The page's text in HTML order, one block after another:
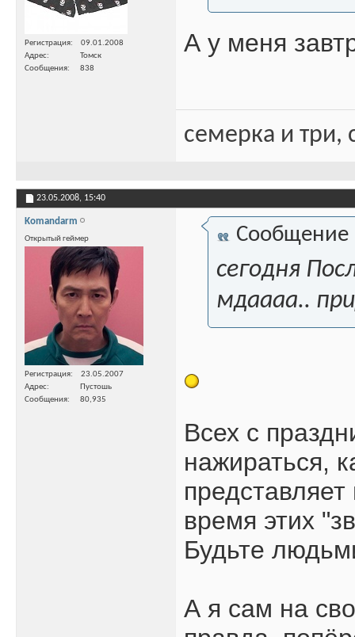
Регистрация
09.01.2008
Адрес
Томск
Сообщения
838
А у меня
семерка и три,
23.05.2008, 15:40
Komandarm
Открытый геймер
Регистрация
23.05.2007
Адрес
Пустошь
Сообщения
80,935
Сообщение
сегодня
мдаааа..
Всех с
нажираться,
время этих
Будьте
А я сам на